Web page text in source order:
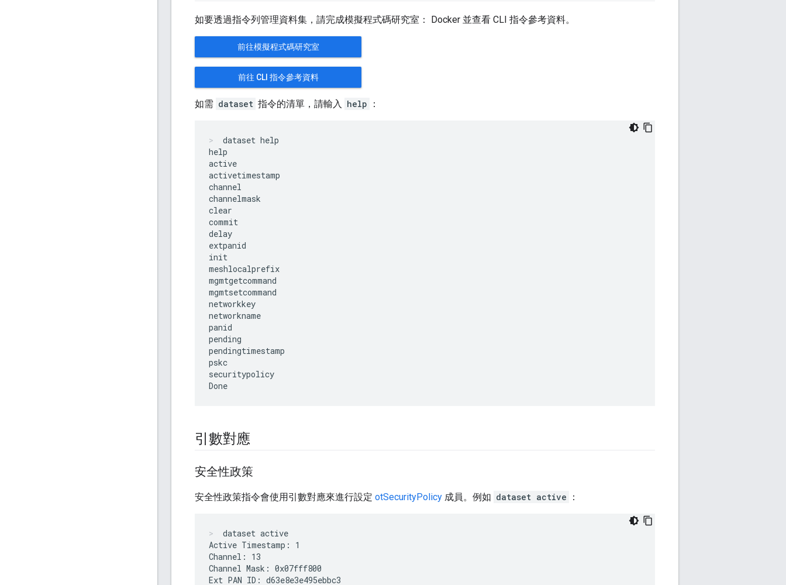
如要透過指令列管理資料集，請完成模擬程式碼研究室： Docker 並查看 CLI 指令參考資料。
前往模擬程式碼研究室
前往 CLI 指令參考資料
如需 dataset 指令的清單，請輸入 help ：
dataset help
help
active
activetimestamp
channel
channelmask
clear
commit
delay
extpanid
init
meshlocalprefix
mgmtgetcommand
mgmtsetcommand
networkkey
networkname
panid
pending
pendingtimestamp
pskc
securitypolicy
引數對應
安全性政策
安全性政策指令會使用引數對應來進行設定 otSecurityPolicy 成員。例如 dataset active ：
dataset active
Active Timestamp: 1
Channel: 13
Channel Mask: 0x07fff800
Ext PAN ID: d63e8e3e495ebbc3